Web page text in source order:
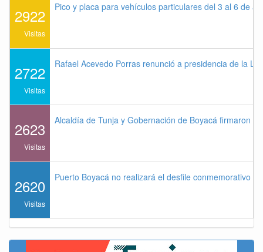
2922
Visitas
Pico y placa para vehículos particulares del 3 al 6 de
2722
Visitas
Rafael Acevedo Porras renunció a presidencia de la
2623
Visitas
Alcaldía de Tunja y Gobernación de Boyacá firmaron
2620
Visitas
Puerto Boyacá no realizará el desfile conmemorativo